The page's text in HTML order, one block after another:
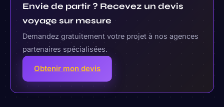
Envie de partir ? Recevez un devis
voyage sur mesure
Demandez gratuitement votre projet à nos agences
partenaires spécialisées.
Obtenir mon devis